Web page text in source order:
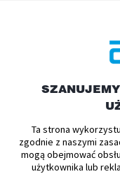
To
Ta strona
zgodnie z naszymi
mogą obejmować
użytkownika lub